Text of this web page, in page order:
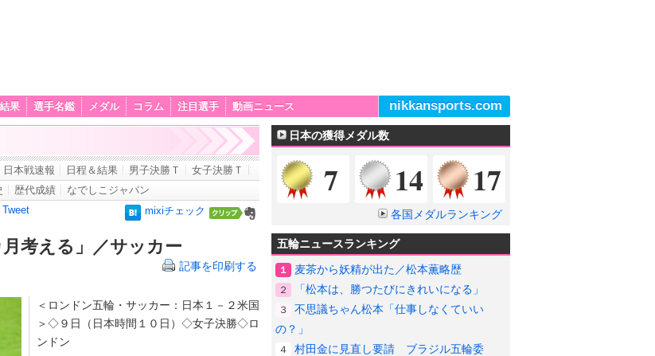
果 選手名鑑 メダル コラム 注目選手 動画ニュース nikkansports.com
日本戦速報 日程＆結果 男子決勝Ｔ
女子決勝Ｔ
歴代成績
なでしこジャパン
Tweet
mixiチェック
考える」／サッカー
記事を印刷する
＜ロンドン五輪・サッカー：日本１－２米国
＞◇９日（日本時間１０日）◇女子決勝◇ロ
ンドン
日本の獲得メダル数
金メダル
7 銀メダル
14 17
各国メダルランキング
五輪ニュースランキング
１ 麦茶から妖精が出た／松本薫略歴
２ 「松本は、勝つたびにきれいになる」
３
不思議ちゃん松本「仕事しなくていい
の？」
４ 村田金に見直し要請 ブラジル五輪委